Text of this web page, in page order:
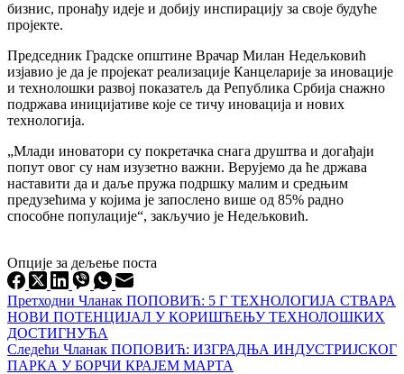
бизнис, пронађу идеје и добију инспирацију за своје будуће
пројекте.
Председник Градске општине Врачар Милан Недељковић
изјавио је да је пројекат реализације Канцеларије за иновације
и технолошки развој показатељ да Република Србија снажно
подржава иницијативе које се тичу иновација и нових
технологија.
„Млади иноватори су покретачка снага друштва и догађаји
попут овог су нам изузетно важни. Верујемо да ће држава
наставити да и даље пружа подршку малим и средњим
предузећима у којима је запослено више од 85% радно
способне популације“, закључио је Недељковић.
Опције за дељење поста
Претходни Чланак ПОПОВИЋ: 5 Г ТЕХНОЛОГИЈА СТВАРА
НОВИ ПОТЕНЦИЈАЛ У КОРИШЋЕЊУ ТЕХНОЛОШКИХ
ДОСТИГНУЋА
Следећи Чланак ПОПОВИЋ: ИЗГРАДЊА ИНДУСТРИЈСКОГ
ПАРКА У БОРЧИ КРАЈЕМ МАРТА